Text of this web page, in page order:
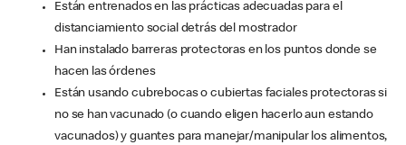
Están entrenados en las prácticas adecuadas para el
distanciamiento social detrás del mostrador
Han instalado barreras protectoras en los puntos donde se
hacen las órdenes
Están usando cubrebocas o cubiertas faciales protectoras si
no se han vacunado (o cuando eligen hacerlo aun estando
vacunados) y guantes para manejar/manipular los alimentos,